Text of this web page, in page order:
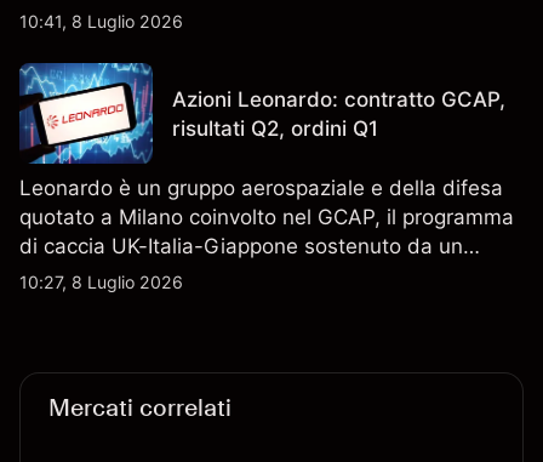
Scopri i target di prezzo FCT di terze parti e l'analisi
indicatore affidabile dei risultati futuri.
10:41, 8 Luglio 2026
Azioni Leonardo: contratto GCAP,
risultati Q2, ordini Q1
Leonardo è un gruppo aerospaziale e della difesa
quotato a Milano coinvolto nel GCAP, il programma
di caccia UK-Italia-Giappone sostenuto da un
contratto da 4,6 miliardi di sterline. I risultati
10:27, 8 Luglio 2026
Mercati correlati